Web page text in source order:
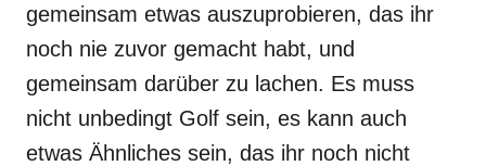
gemeinsam etwas auszuprobieren, das ihr
noch nie zuvor gemacht habt, und
gemeinsam darüber zu lachen. Es muss
nicht unbedingt Golf sein, es kann auch
etwas Ähnliches sein, das ihr noch nicht